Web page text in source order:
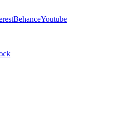
BehanceYoutube